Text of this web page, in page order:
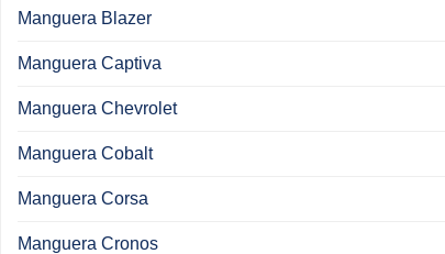
Manguera Blazer
Manguera Captiva
Manguera Chevrolet
Manguera Cobalt
Manguera Corsa
Manguera Cronos